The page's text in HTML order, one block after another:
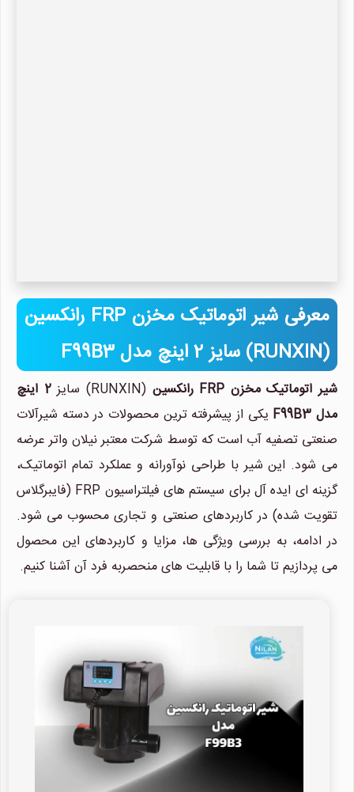
معرفی شیر اتوماتیک مخزن FRP رانکسین
(RUNXIN) سایز 2 اینچ مدل F99B3
شیر اتوماتیک مخزن FRP رانکسین (RUNXIN) سایز
2 اینچ
مدل F99B3
یکی از پیشرفته ترین محصولات در دسته شیرآلات
صنعتی تصفیه آب است که توسط شرکت معتبر نیلان واتر عرضه
می شود. این شیر با طراحی نوآورانه و عملکرد تمام اتوماتیک،
گزینه ای ایده آل برای سیستم های فیلتراسیون FRP (فایبرگلاس
تقویت شده) در کاربردهای صنعتی و تجاری محسوب می شود.
در ادامه، به بررسی ویژگی ها، مزایا و کاربردهای این محصول
می پردازیم تا شما را با قابلیت های منحصربه فرد آن آشنا کنیم.